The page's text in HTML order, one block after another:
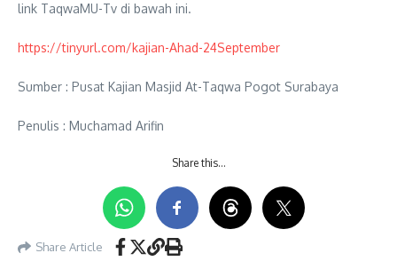
link TaqwaMU-Tv di bawah ini.
https://tinyurl.com/kajian-Ahad-24September
Sumber : Pusat Kajian Masjid At-Taqwa Pogot Surabaya
Penulis : Muchamad Arifin
Share this…
Share Article